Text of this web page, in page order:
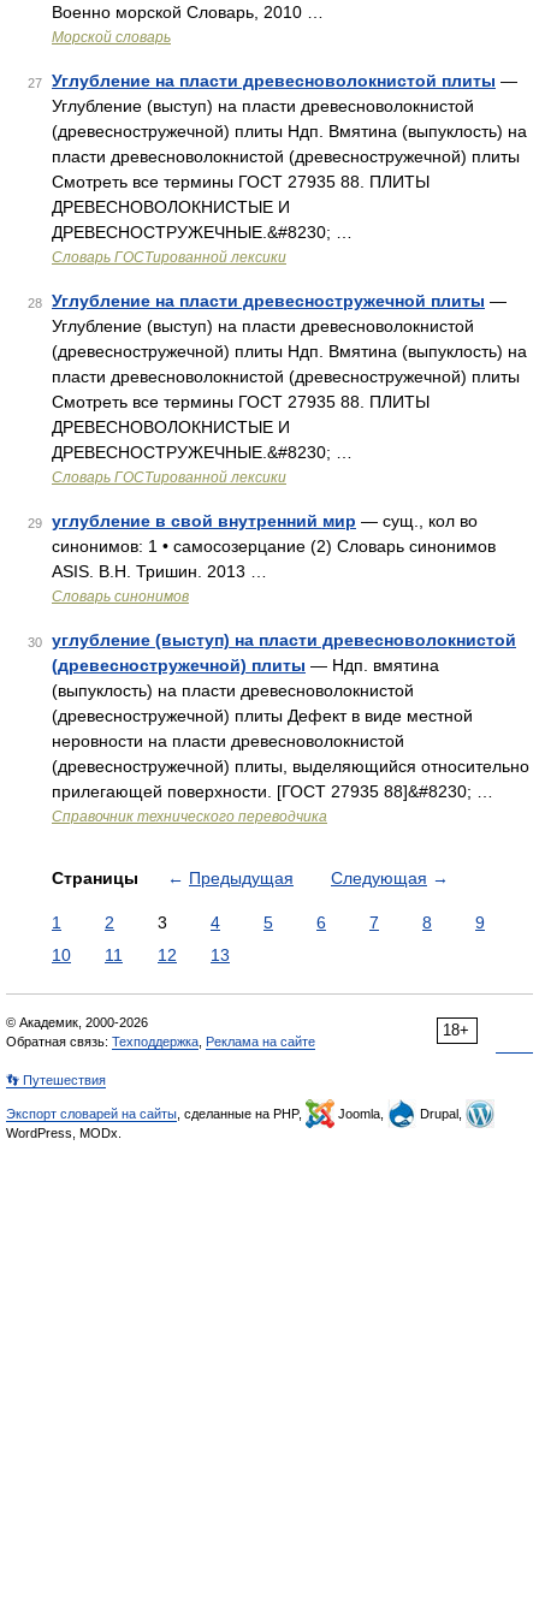
Военно морской Словарь, 2010 …
Морской словарь
27 Углубление на пласти древесноволокнистой плиты —
Углубление (выступ) на пласти древесноволокнистой
(древесностружечной) плиты Ндп. Вмятина (выпуклость) на
пласти древесноволокнистой (древесностружечной) плиты
Смотреть все термины ГОСТ 27935 88. ПЛИТЫ
ДРЕВЕСНОВОЛОКНИСТЫЕ И
ДРЕВЕСНОСТРУЖЕЧНЫЕ.&#8230; …
Словарь ГОСТированной лексики
28 Углубление на пласти древесностружечной плиты —
Углубление (выступ) на пласти древесноволокнистой
(древесностружечной) плиты Ндп. Вмятина (выпуклость) на
пласти древесноволокнистой (древесностружечной) плиты
Смотреть все термины ГОСТ 27935 88. ПЛИТЫ
ДРЕВЕСНОВОЛОКНИСТЫЕ И
ДРЕВЕСНОСТРУЖЕЧНЫЕ.&#8230; …
Словарь ГОСТированной лексики
29 углубление в свой внутренний мир — сущ., кол во
синонимов: 1 • самосозерцание (2) Словарь синонимов
ASIS. В.Н. Тришин. 2013 …
Словарь синонимов
30
углубление (выступ) на пласти древесноволокнистой
(древесностружечной) плиты — Ндп. вмятина
(выпуклость) на пласти древесноволокнистой
(древесностружечной) плиты Дефект в виде местной
неровности на пласти древесноволокнистой
(древесностружечной) плиты, выделяющийся относительно
прилегающей поверхности. [ГОСТ 27935 88]&#8230; …
Справочник технического переводчика
Страницы ← Предыдущая Следующая →
1 2 3 4 5 6 7 8
9
10
11 12 13
18+
© Академик, 2000-2026
Обратная связь: Техподдержка Реклама на сайте
👣 Путешествия
Экспорт словарей на сайты , сделанные на PHP, Joomla,
Drupal,
WordPress, MODx.